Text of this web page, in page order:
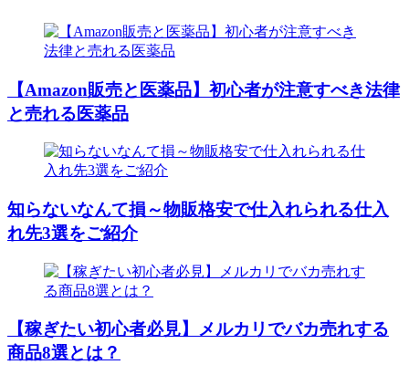
【Amazon販売と医薬品】初心者が注意すべき法律
と売れる医薬品
知らないなんて損～物販格安で仕入れられる仕入
れ先3選をご紹介
【稼ぎたい初心者必見】メルカリでバカ売れする
商品8選とは？